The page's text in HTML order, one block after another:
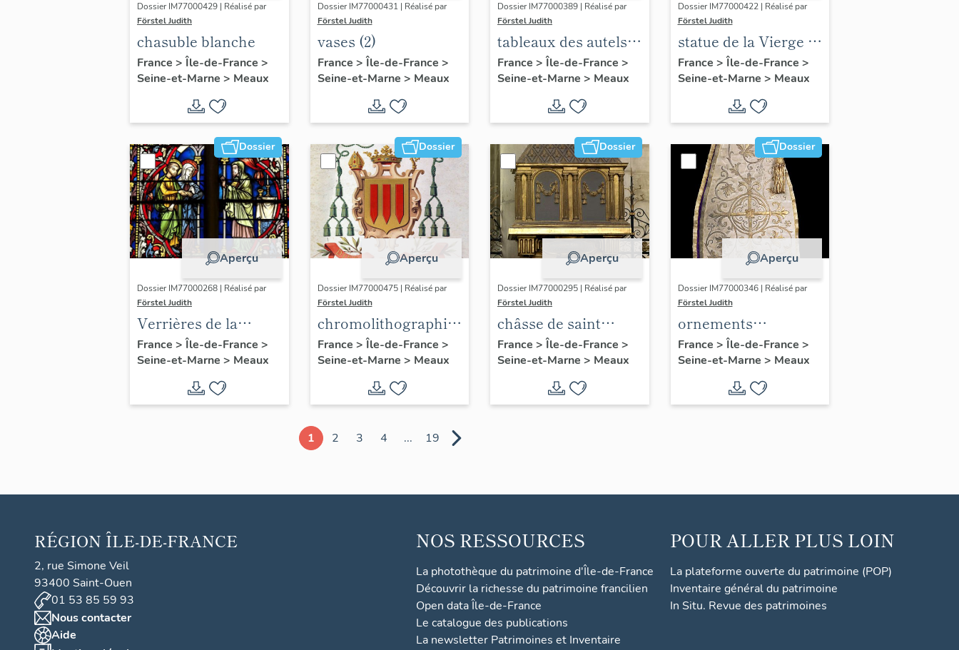
Dossier IM77000429 | Réalisé par
Förstel Judith
chasuble blanche
France > Île-de-France >
Seine-et-Marne > Meaux
Dossier IM77000431 | Réalisé par
Förstel Judith
vases (2)
France > Île-de-France >
Seine-et-Marne > Meaux
Dossier IM77000389 | Réalisé par
Förstel Judith
tableaux des autels
du jubé : sainte
Céline et saint Faron
France > Île-de-France >
Seine-et-Marne > Meaux
Dossier IM77000422 | Réalisé par
Förstel Judith
statue de la Vierge à
l'Enfant
France > Île-de-France >
Seine-et-Marne > Meaux
Dossier
Aperçu
Dossier IM77000268 | Réalisé par
Förstel Judith
Verrières de la
chapelle axiale
France > Île-de-France >
Seine-et-Marne > Meaux
Dossier
Aperçu
Dossier IM77000475 | Réalisé par
Förstel Judith
chromolithographies
: armoiries d'évêques
et du pape Pie X
France > Île-de-France >
Seine-et-Marne > Meaux
Dossier
Aperçu
Dossier IM77000295 | Réalisé par
Förstel Judith
châsse de saint
Faron et d'autres
saints meldois
France > Île-de-France >
Seine-et-Marne > Meaux
Dossier
Aperçu
Dossier IM77000346 | Réalisé par
Förstel Judith
ornements
conservés dans les
tiroirs muraux du
Vieux Chapitre
France > Île-de-France >
Seine-et-Marne > Meaux
1 2 3 4 ... 19
RÉGION ÎLE-DE-FRANCE
2, rue Simone Veil
93400 Saint-Ouen
01 53 85 59 93
Nous contacter
Aide
NOS RESSOURCES
La photothèque du patrimoine d'Île-de-France
Découvrir la richesse du patrimoine francilien
Open data Île-de-France
Le catalogue des publications
La newsletter Patrimoines et Inventaire
POUR ALLER PLUS LOIN
La plateforme ouverte du patrimoine (POP)
Inventaire général du patrimoine
In Situ. Revue des patrimoines